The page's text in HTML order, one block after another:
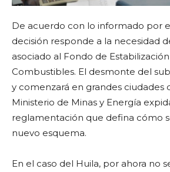
De acuerdo con lo informado por
decisión responde a la necesidad
asociado al Fondo de
Combustibles. El desmonte del
y comenzará en grandes ciudades
Ministerio de Minas y Energía
reglamentación que defina cómo
nuevo esquema.
En el caso del Huila, por ahora no